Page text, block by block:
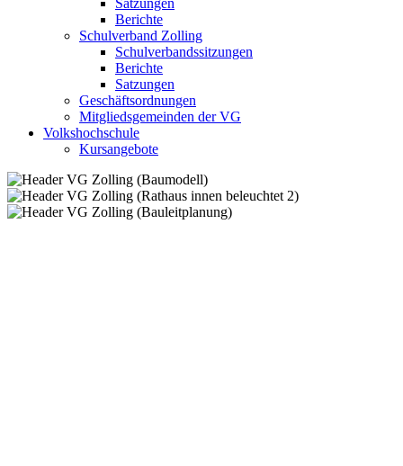
Satzungen
Berichte
Schulverband Zolling
Schulverbandssitzungen
Berichte
Satzungen
Geschäftsordnungen
Mitgliedsgemeinden der VG
Volkshochschule
Kursangebote